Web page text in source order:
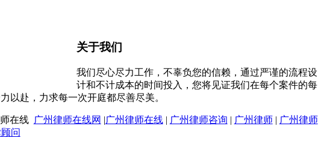
关于我们
我们尽心尽力工作，不辜负您的信赖，通过严谨的流程设
计和不计成本的时间投入，您将见证我们在每个案件的每
以赴，力求每一次开庭都尽善尽美。
在线 广州律师在线网 |广州律师在线| 广州律师咨询 | 广州律师| 广州律师
问